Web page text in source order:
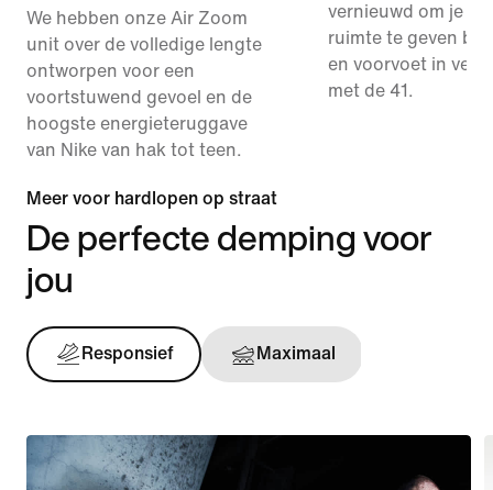
We hebben onze Air Zoom
unit over de volledige lengte
ontworpen voor een
voortstuwend gevoel en de
hoogste energieteruggave
van Nike van hak tot teen.
vernieuwd om je
ruimte te geven bij
en voorvoet in
met de 41.
Meer voor hardlopen op straat
De perfecte demping voor
jou
Responsief Maximaal